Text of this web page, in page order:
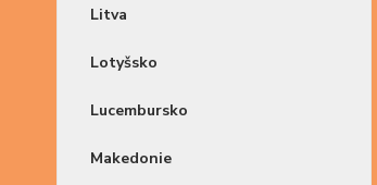
Litva
Lotyšsko
Lucembursko
Makedonie